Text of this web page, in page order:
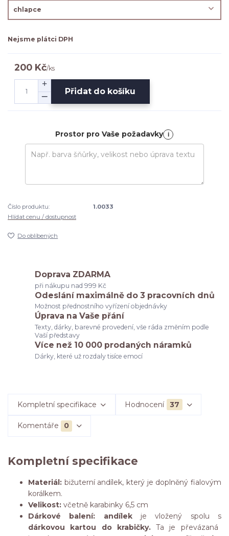
Nejsme plátci DPH
200 Kč/ks
Přidat do košíku
Prostor pro Vaše požadavky i
Číslo produktu:
1.0033
Hlídat cenu / dostupnost
Do oblíbených
Doprava ZDARMA
při nákupu nad 999 Kč
Odeslání maximálně do 3 pracovních dnů
Možnost přednostního vyřízení objednávky
Úprava na Vaše přání
Texty, dárky, barevné provedení, vše ráda změním podle
Vaší představy
Více než 10 000 prodaných náramků
Dárky, které už rozdaly tisíce emocí
Kompletní specifikace Hodnocení 37
Komentáře 0
Kompletní specifikace
Materiál: bižuterní andílek, který je doplněný fialovým
korálkem.
Velikost: včetně karabinky 6,5 cm
Dárkové balení: andílek je vložený spolu s
dárkovou kartou do krabičky.Ta je převázaná